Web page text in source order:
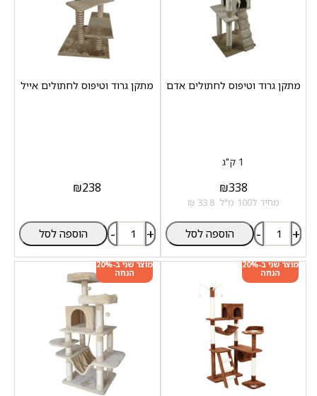
מתקן גרוד וטיפוס לחתולים אדם
1 ק"ג
₪338
מחיר ל100 מ"ל: 33.8 ₪
- + הוספה לסל
מתקן גרוד וטיפוס לחתולים אייל
₪238
- + הוספה לסל
מוצר שני ב-20%
הנחה
מוצר שני ב-20%
הנחה